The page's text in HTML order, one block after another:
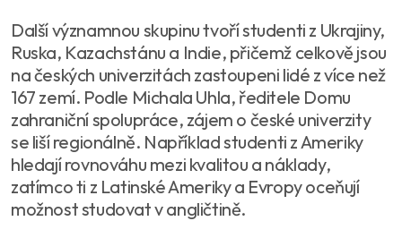
Další významnou skupinu tvoří studenti z Ukrajiny,
Ruska, Kazachstánu a Indie, přičemž celkově jsou
na českých univerzitách zastoupeni lidé z více než
167 zemí. Podle Michala Uhla, ředitele Domu
zahraniční spolupráce, zájem o české univerzity
se liší regionálně. Například studenti z Ameriky
hledají rovnováhu mezi kvalitou a náklady,
zatímco ti z Latinské Ameriky a Evropy oceňují
možnost studovat v angličtině.